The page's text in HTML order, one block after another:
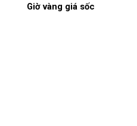
Giờ vàng giá sốc